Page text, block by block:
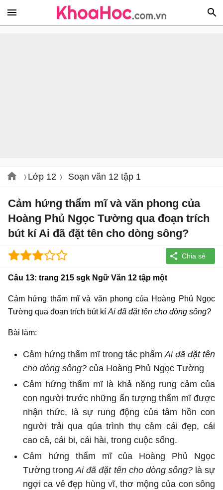
Lớp 12 Soạn văn 12 tập 1
Cảm hứng thẩm mĩ và văn phong của
Hoàng Phủ Ngọc Tường qua đoạn trích
bút kí Ai đã đặt tên cho dòng sông?
Câu 13: trang 215 sgk Ngữ Văn 12 tập một
Cảm hứng thẩm mĩ và văn phong của Hoàng Phủ Ngọc
Tường qua đoạn trích bút kí Ai đã đặt tên cho dòng sông?
Bài làm:
Cảm hứng thẩm mĩ trong tác phẩm Ai đã đặt tên
cho dòng sông? của Hoàng Phủ Ngọc Tường
Cảm hứng thẩm mĩ là khả năng rung cảm của
con người trước những ấn tượng thẩm mĩ được
nhận thức, là sự rung động của tâm hồn con
người trải qua qúa trình thụ cảm cái đẹp, cái
cao cả, cái bi, cái hài, trong cuộc sống.
Cảm hứng thẩm mĩ của Hoàng Phủ Ngọc
Tường trongAi đã đặt tên cho dòng sông?là sự
ngợi ca vẻ đẹp hùng vĩ, thơ mộng của con sông